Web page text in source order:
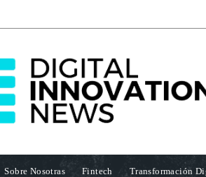
Sobre Nosotras Fintech Transformación